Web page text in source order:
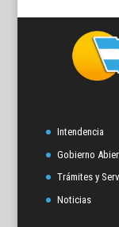
Intendencia
Gobierno
Trámites y
Noticias